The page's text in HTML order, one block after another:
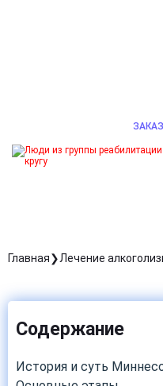
Главная Лечение
Содержание
История и суть